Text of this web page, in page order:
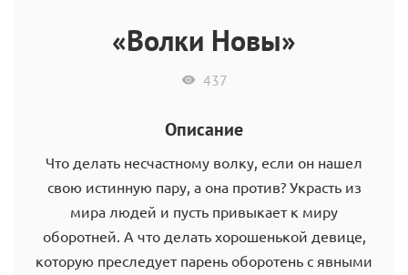
«Волки Новы»
437
Описание
Что делать несчастному волку, если он нашел
свою истинную пару, а она против? Украсть из
мира людей и пусть привыкает к миру
оборотней. А что делать хорошенькой девице,
которую преследует парень оборотень с явными